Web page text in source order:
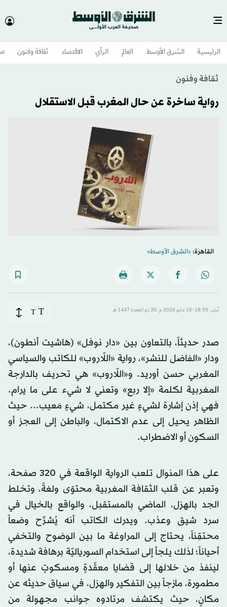
الرئيسية الشرق الأوسط​ العالم الرأي الاقتصاد ثقافة وفنون
ثقافة وفنون
رواية ساخرة عن حال المغرب قبل الاستقلال
القاهرة:«الشرق الأوسط»
نُشر: 18:39-16 مايو 2026 م ـ 30 ذو القِعدة 1447 هـ T
T
صدر حديثاً، بالتعاون بين «دار نوفل» (هاشيت أنطون)،
ودار «الفاضل للنشر»، رواية «اللّاروب» للكاتب والسياسي
المغربي حسن أوريد. و«اللّاروب» هي تحريف بالدارجة
المغربية لكلمة «إلا ربع» وتعني لا شيء على ما يرام.
فهي إذن إشارة لشيءٍ غير مكتمل، شيءٍ مَعيب... حيث
الظاهر يحيل إلى عدم الاكتمال، والباطن إلى العجز أو
السكون أو الاضطراب.
على هذا المنوال تلعب الرواية الواقعة في 320 صفحة،
وتعبر عن قلب الثقافة المغربية محتوًى ولغةً، وتخلط
الجد بالهزل، الماضي بالمستقبل، والواقع بالخيال في
سرد شيق وعذب. ويدرك الكاتب أنه يُشرِّح وضعاً
محتقِناً، يحتاج إلى المراوغة ما بين الوضوح والتخفي
أحياناً؛ لذلك يلجأ إلى استخدام السورياليّة برهافة شديدة،
لينفذ من خلالها إلى قضايا معقّدةٍ ومسكوتٍ عنها أو
مطمورة، مازجاً بين التفكير والهزل، في سياق حديثه عن
مكانٍ، حيث يكتشف مرتادوه جوانب مجهولة من